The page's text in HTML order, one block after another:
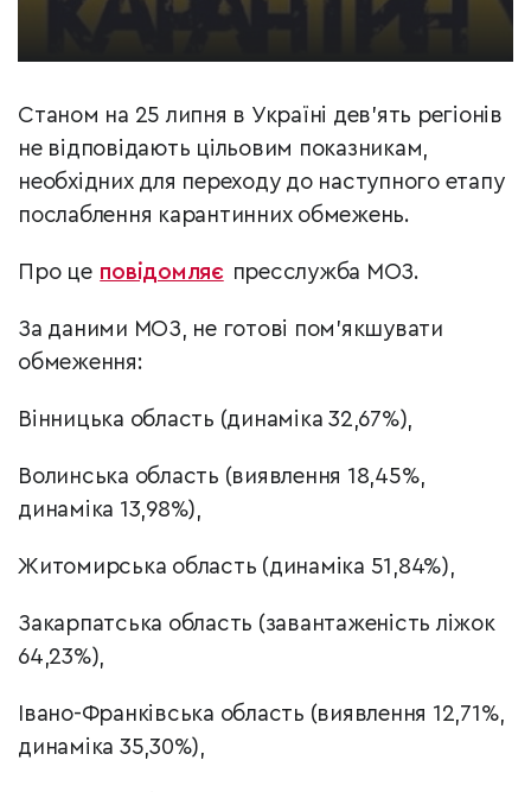
Станом на 25 липня в Україні дев’ять регіонів
не відповідають цільовим показникам,
необхідних для переходу до наступного етапу
послаблення карантинних обмежень.
Про це повідомляє пресслужба МОЗ.
За даними МОЗ, не готові пом’якшувати
обмеження:
Вінницька область (динаміка 32,67%),
Волинська область (виявлення 18,45%,
динаміка 13,98%),
Житомирська область (динаміка 51,84%),
Закарпатська область (завантаженість ліжок
64,23%),
Івано-Франківська область (виявлення 12,71%,
динаміка 35,30%),